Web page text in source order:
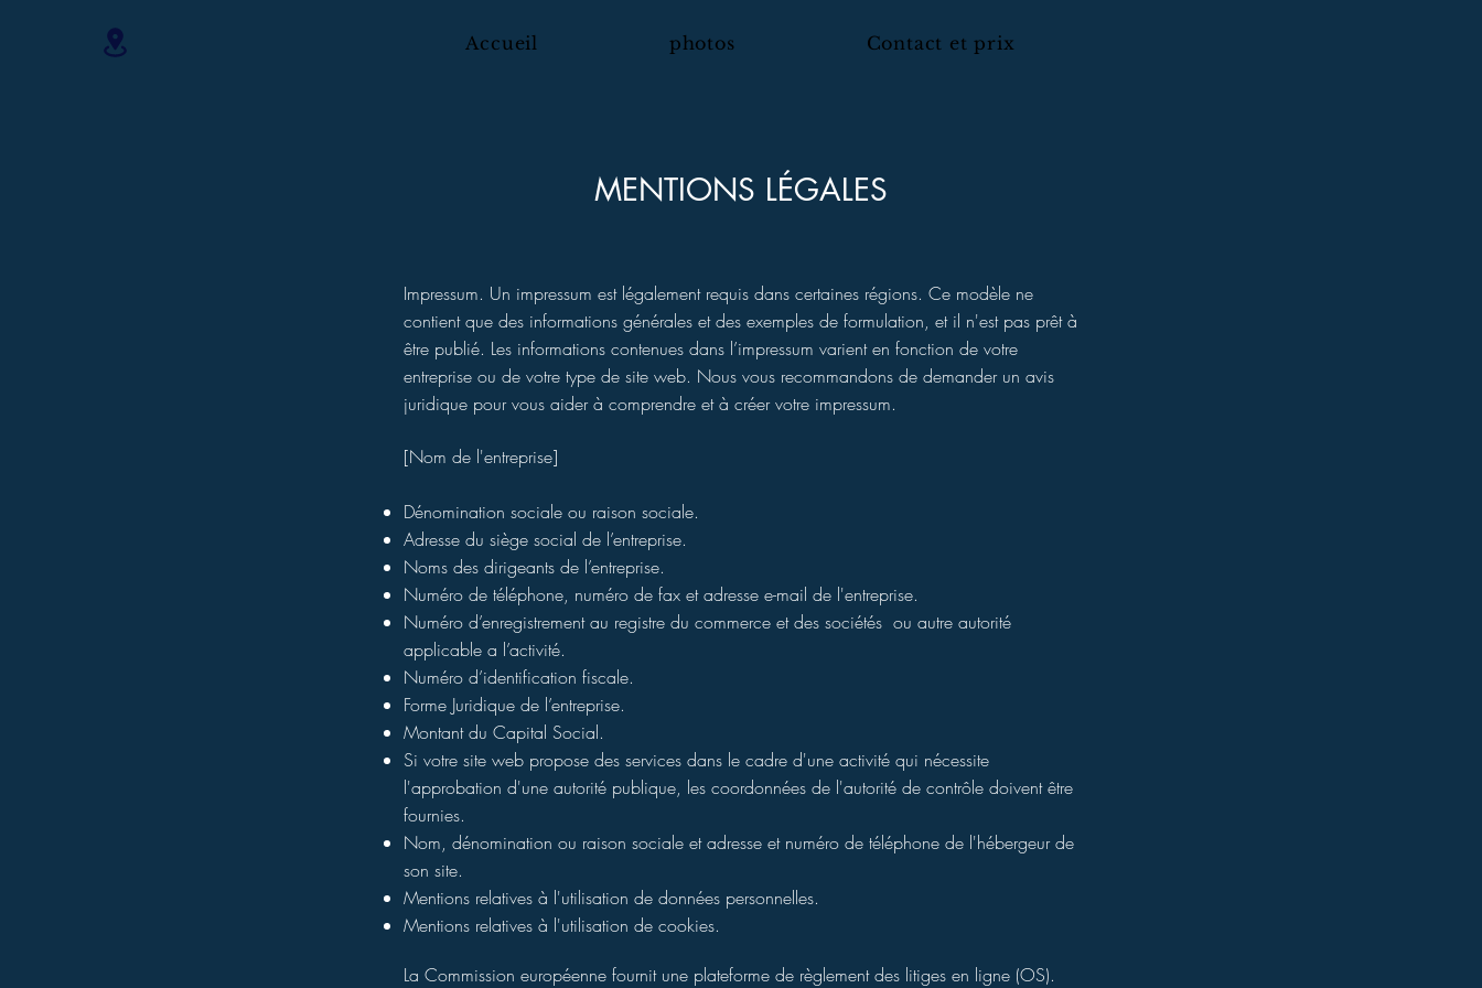
Accueil photos Contact et prix
MENTIONS LÉGALES
Impressum. Un impressum est légalement requis dans certaines régions. Ce modèle ne
contient que des informations générales et des exemples de formulation, et il n'est pas prêt à
être publié. Les informations contenues dans l’impressum varient en fonction de votre
entreprise ou de votre type de site web. Nous vous recommandons de demander un avis
juridique pour vous aider à comprendre et à créer votre impressum.
[Nom de l'entreprise]
Dénomination sociale ou raison sociale.
Adresse du siège social de l’entreprise.
Noms des dirigeants de l’entreprise.
Numéro de téléphone, numéro de fax et adresse e-mail de l'entreprise.
Numéro d’enregistrement au registre du commerce et des sociétés ou autre autorité
applicable a l’activité.
Numéro d’identification fiscale.
Forme Juridique de l’entreprise.
Montant du Capital Social.
Si votre site web propose des services dans le cadre d'une activité qui nécessite
l'approbation d'une autorité publique, les coordonnées de l'autorité de contrôle doivent être
fournies. ​​​
Nom, dénomination ou raison sociale et adresse et numéro de téléphone de l'hébergeur de
son site.
Mentions relatives à l'utilisation de données personnelles.
Mentions relatives à l'utilisation de cookies.
La Commission européenne fournit une plateforme de règlement des litiges en ligne (OS).